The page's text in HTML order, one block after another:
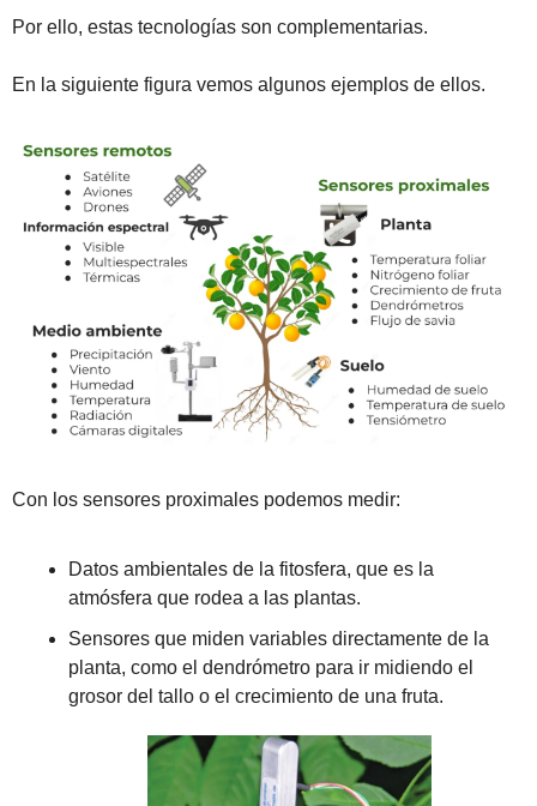
Por ello, estas tecnologías son complementarias.
En la siguiente figura vemos algunos ejemplos de ellos.
Con los sensores proximales podemos medir:
Datos ambientales de la fitosfera, que es la
atmósfera que rodea a las plantas.
Sensores que miden variables directamente de la
planta, como el dendrómetro para ir midiendo el
grosor del tallo o el crecimiento de una fruta.